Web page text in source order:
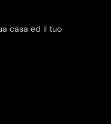
casa ed il tuo